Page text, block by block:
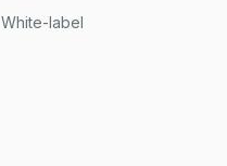
White-label